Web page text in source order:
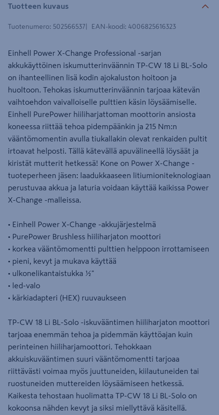
Tuotteen kuvaus
Tuotenumero: 502566537 EAN-koodi: 4006825616323
Einhell Power X-Change Professional -sarjan
akkukäyttöinen iskumutterinväännin TP-CW 18 Li BL-Solo
on ihanteellinen lisä kodin ajokaluston hoitoon ja
huoltoon. Tehokas iskumutterinväännin tarjoaa kätevän
vaihtoehdon vaivalloiselle pulttien käsin löysäämiselle.
Einhell PurePower hiiliharjattoman moottorin ansiosta
koneessa riittää tehoa pidempäänkin ja 215 Nm:n
vääntömomentin avulla tiukallakin olevat renkaiden pultit
irtoavat helposti. Tällä kätevällä apuvälineellä löysäät ja
kiristät mutterit hetkessä! Kone on Power X-Change -
tuoteperheen jäsen: laadukkaaseen litiumioniteknologiaan
perustuvaa akkua ja laturia voidaan käyttää kaikissa Power
X-Change -malleissa.
• Einhell Power X-Change -akkujärjestelmä
• PurePower Brushless hiiliharjaton moottori
• korkea vääntömomentti pulttien helppoon irrottamiseen
• pieni, kevyt ja mukava käyttää
• ulkonelikantaistukka ½"
• led-valo
• kärkiadapteri (HEX) ruuvaukseen
TP-CW 18 Li BL-Solo -iskuvääntimen hiiliharjaton moottori
tarjoaa enemmän tehoa ja pidemmän käyttöajan kuin
perinteinen hiiliharjamoottori. Tehokkaan
akkuiskuvääntimen suuri vääntömomentti tarjoaa
riittävästi voimaa myös juuttuneiden, kiilautuneiden tai
ruostuneiden muttereiden löysäämiseen hetkessä.
Kaikesta tehostaan huolimatta TP-CW 18 Li BL-Solo on
kokoonsa nähden kevyt ja siksi miellyttävä käsitellä.